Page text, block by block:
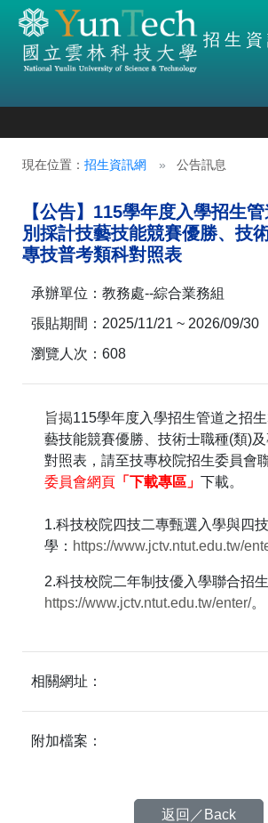
招生資
現在位置： 招生資訊網 公告訊息
【公告】115學年度入學招生
別採計技藝技能競賽優勝、技
專技普考類科對照表
承辦單位： 教務處--綜合業務組
張貼期間： 2025/11/21 ~ 2026/09/30
瀏覽人次： 608
旨揭115學年度入學招生管道之招
藝技能競賽優勝、技術士職種(類)
對照表，請至技專校院招生委員會
委員會網頁 「下載專區」 下載。
1.科技校院四技二專甄選入學與四
學： https://www.jctv.ntut.edu.tw/
2.科技校院二年制技優入學聯合招生
https://www.jctv.ntut.edu.tw/enter/。
相關網址：
附加檔案：
返回／Back